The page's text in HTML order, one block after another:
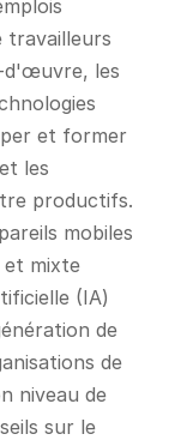
travailleurs
d'œuvre, les
et former
les
productifs.
mobiles
et mixte
(IA)
de
de
niveau de
sur le